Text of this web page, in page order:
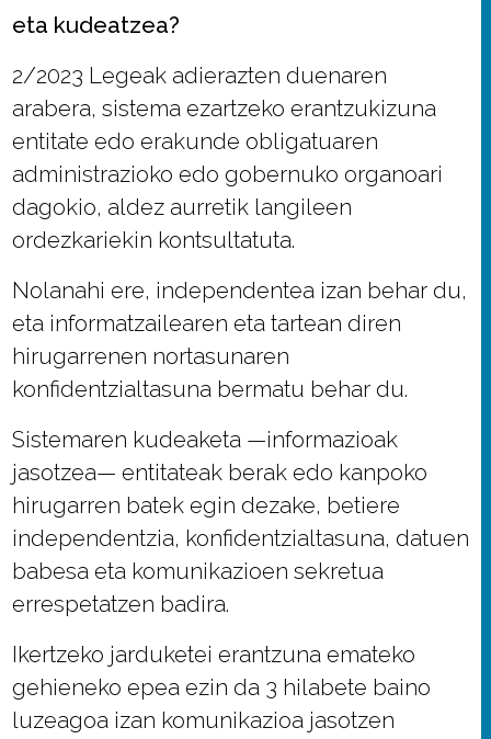
eta kudeatzea?
2/2023 Legeak adierazten duenaren
arabera, sistema ezartzeko erantzukizuna
entitate edo erakunde obligatuaren
administrazioko edo gobernuko organoari
dagokio, aldez aurretik langileen
ordezkariekin kontsultatuta.
Nolanahi ere, independentea izan behar du,
eta informatzailearen eta tartean diren
hirugarrenen nortasunaren
konfidentzialtasuna bermatu behar du.
Sistemaren kudeaketa —informazioak
jasotzea— entitateak berak edo kanpoko
hirugarren batek egin dezake, betiere
independentzia, konfidentzialtasuna, datuen
babesa eta komunikazioen sekretua
errespetatzen badira.
Ikertzeko jarduketei erantzuna emateko
gehieneko epea ezin da 3 hilabete baino
luzeagoa izan komunikazioa jasotzen